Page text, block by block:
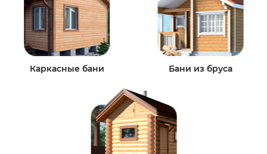
Каркасные бани Бани из бруса